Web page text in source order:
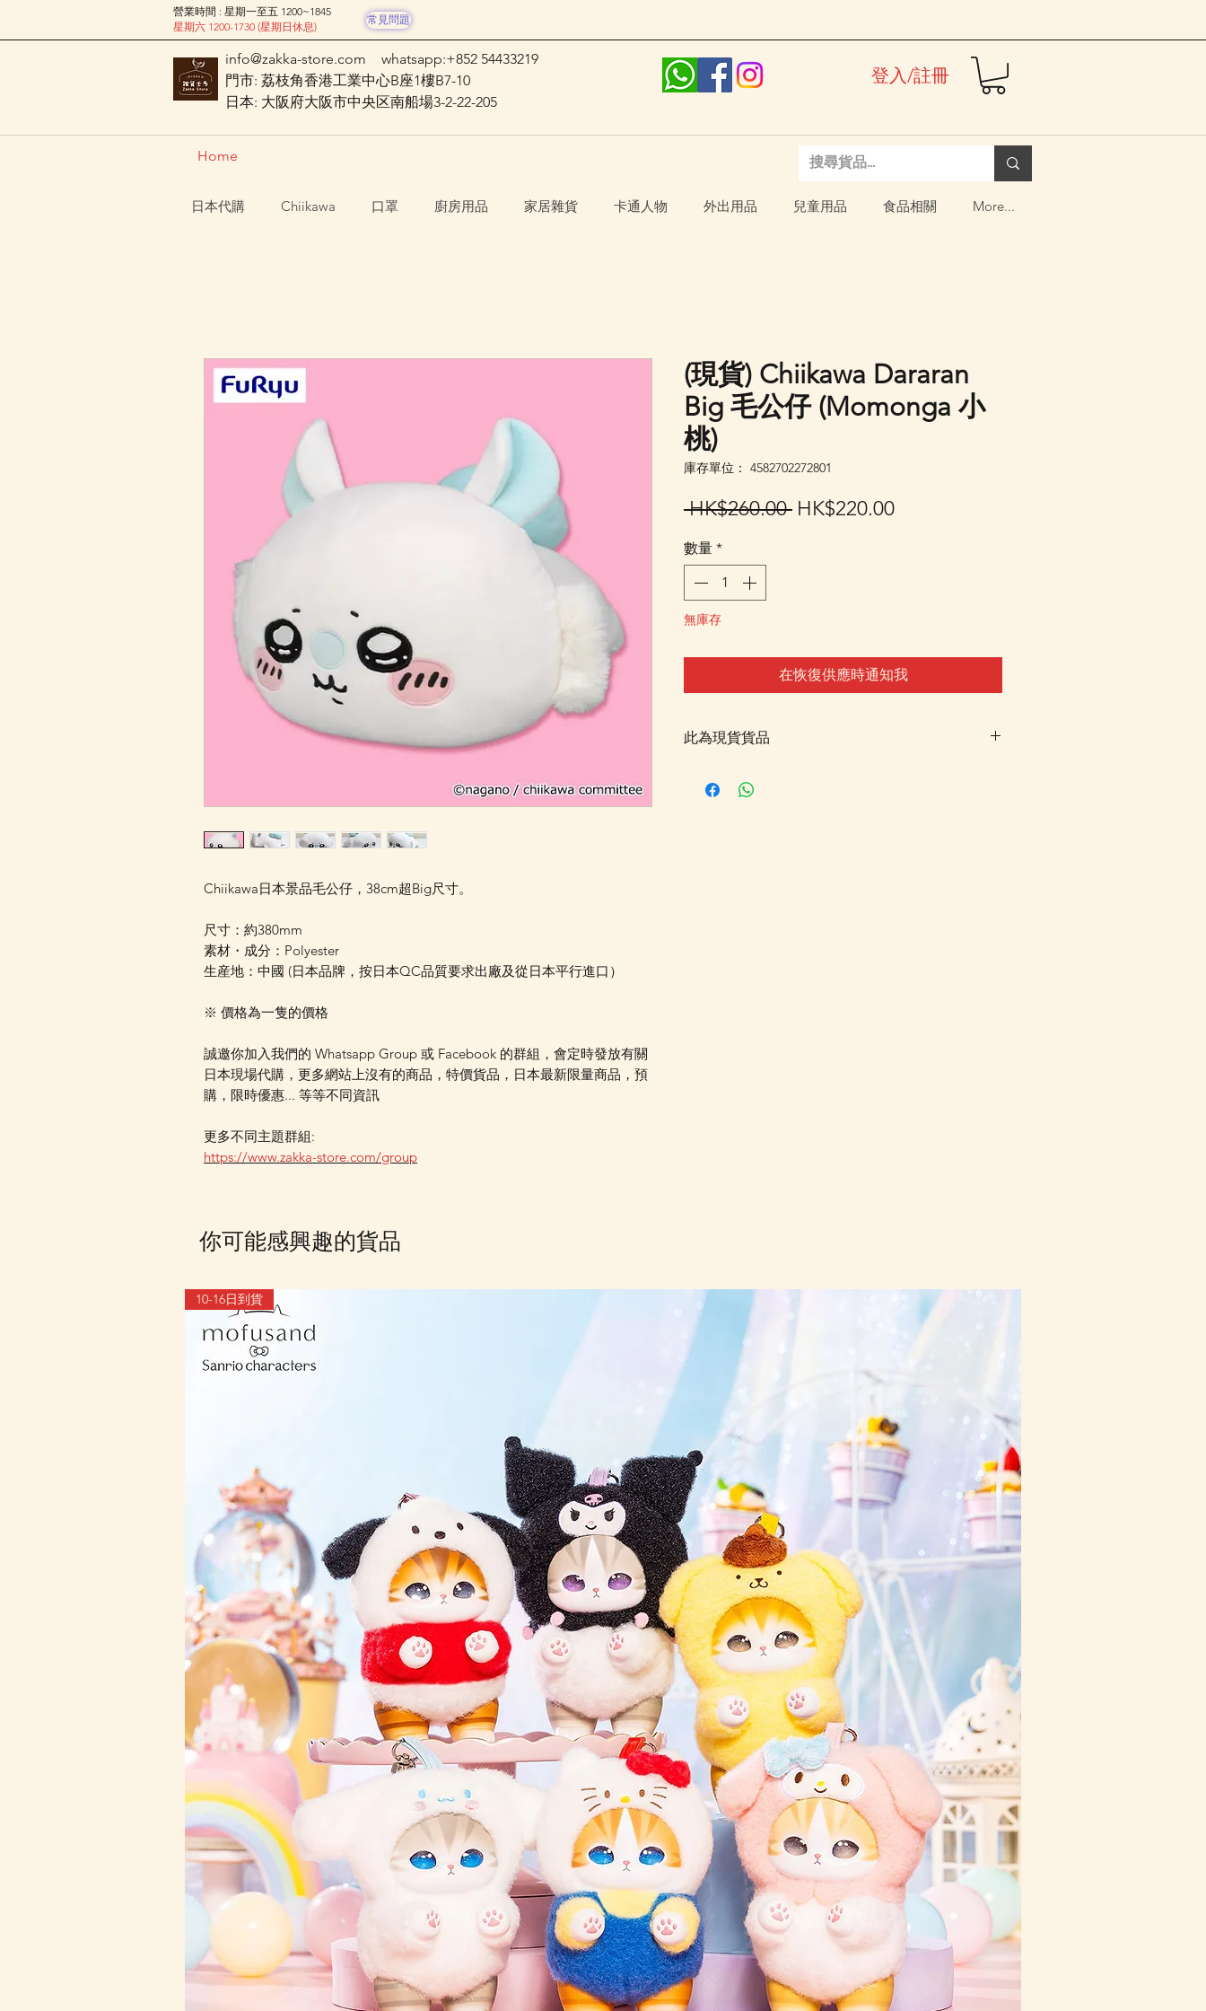
營業時間 : 星期一至五 1200~1845
星期六 1200-1730 (星期日休息)
常見問題
info@zakka-store.com
whatsapp:+852 54433219
門市: 荔枝角香港工業中心B座1樓B7-10
日本: 大阪府大阪市中央区南船場3-2-22-205
登入/註冊
Home
日本代購 Chiikawa 口罩 廚房用品 家居雜貨 卡通人物 外出用品 兒童用品 食品相關 More...
Chiikawa日本景品毛公仔，38cm超Big尺寸。
尺寸：約380mm
素材・成分：Polyester
生産地：中國 (日本品牌，按日本QC品質要求出廠及從日本平行進口）
※ 價格為一隻的價格
誠邀你加入我們的 Whatsapp Group 或 Facebook 的群組，會定時發放有關
日本現場代購，更多網站上沒有的商品，特價貨品，日本最新限量商品，預
購，限時優惠... 等等不同資訊
更多不同主題群組:
https://www.zakka-store.com/group
(現貨) Chiikawa Dararan
Big 毛公仔 (Momonga 小
桃)
庫存單位： 4582702272801
HK$260.00 一
HK$220.00促
數量 *
無庫存
在恢復供應時通知我
此為現貨貨品
統顯示為"無庫存"或"未能放入購物車時, 可以
你可能感興趣的貨品
10-16日到貨